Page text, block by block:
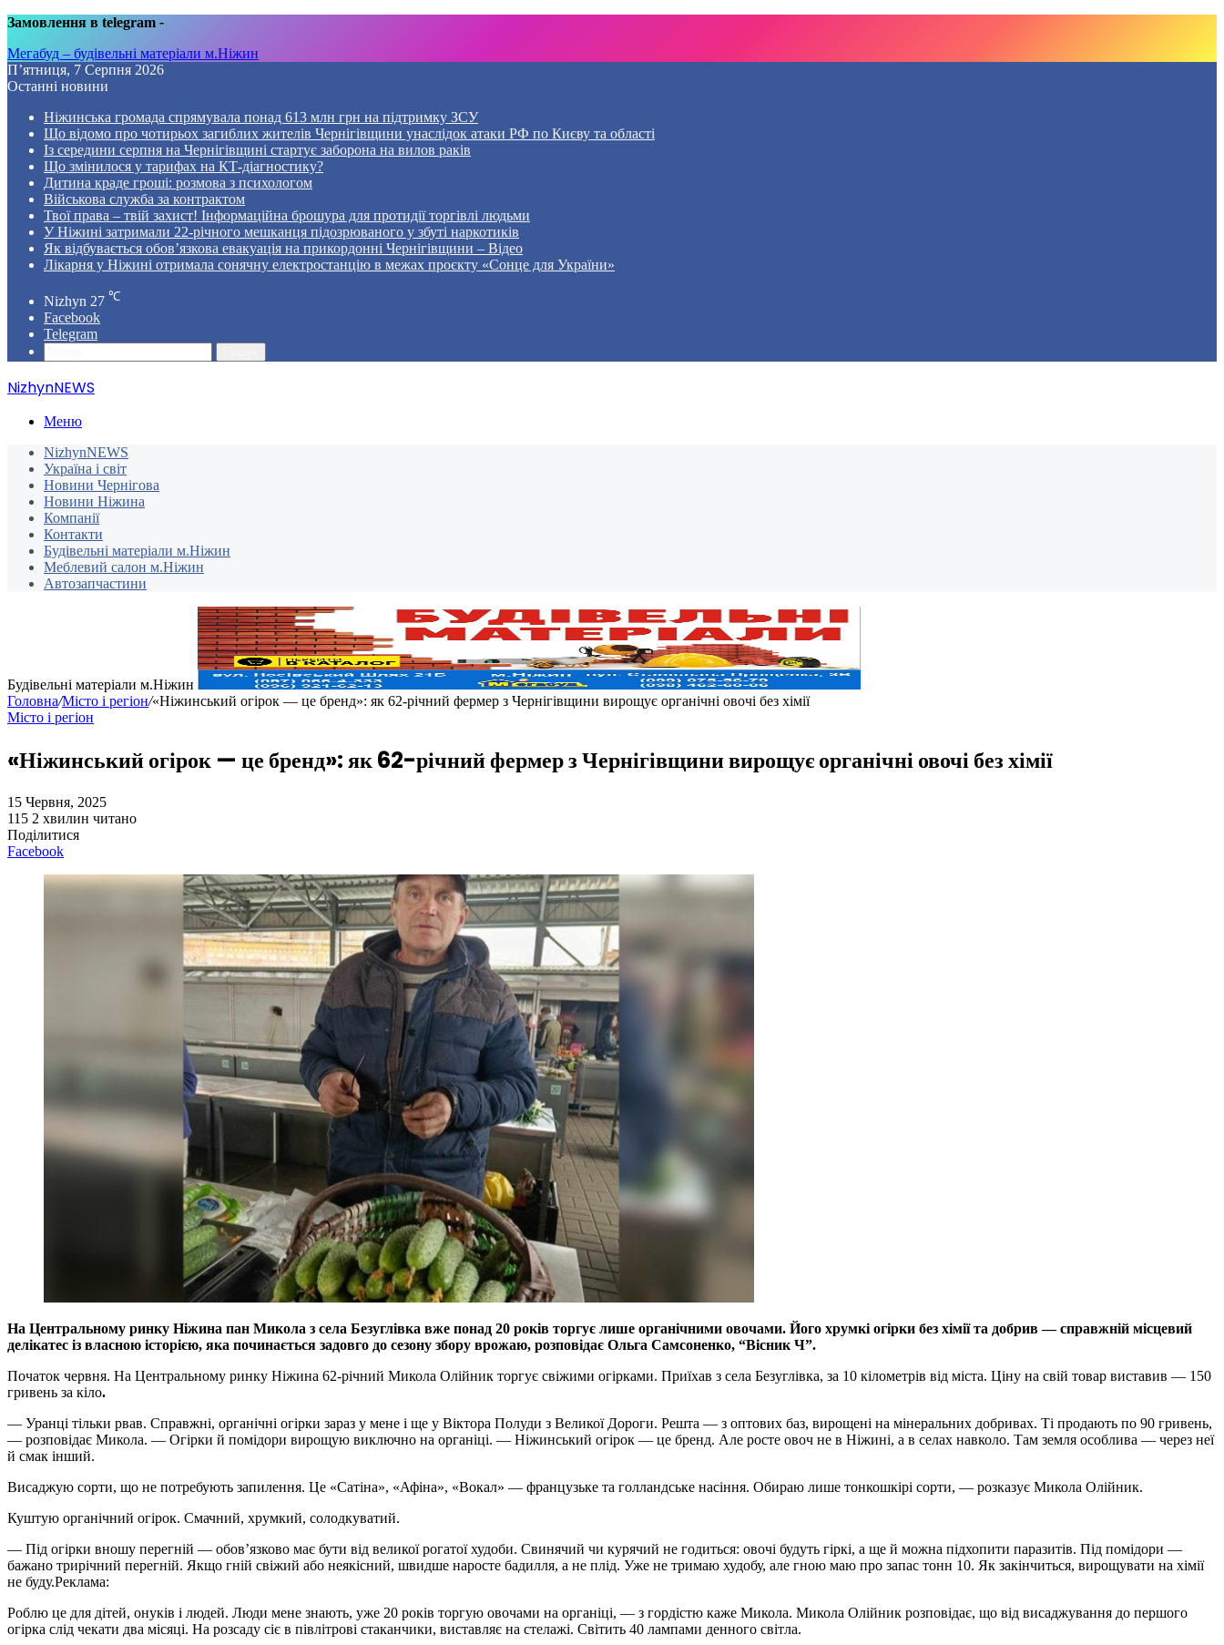
Замовлення в telegram -
Мегабуд – будівельні матеріали м.Ніжин
П’ятниця, 7 Серпня 2026
Останні новини
Ніжинська громада спрямувала понад 613 млн грн на підтримку ЗСУ
Що відомо про чотирьох загиблих жителів Чернігівщини унаслідок атаки РФ по Києву та області
Із середини серпня на Чернігівщині стартує заборона на вилов раків
Що змінилося у тарифах на КТ-діагностику?
Дитина краде гроші: розмова з психологом
Військова служба за контрактом
Твої права – твій захист! Інформаційна брошура для протидії торгівлі людьми
У Ніжині затримали 22-річного мешканця підозрюваного у збуті наркотиків
Як відбувається обов’язкова евакуація на прикордонні Чернігівщини – Відео
Лікарня у Ніжині отримала сонячну електростанцію в межах проєкту «Сонце для України»
Nizhyn 27 ℃
Facebook
Telegram
NizhynNEWS
Меню
NizhynNEWS
Україна і світ
Новини Чернігова
Новини Ніжина
Компанії
Контакти
Будівельні матеріали м.Ніжин
Меблевий салон м.Ніжин
Автозапчастини
Будівельні матеріали м.Ніжин
Головна/Місто і регіон/«Ніжинський огірок — це бренд»: як 62-річний фермер з Чернігівщини вирощує органічні овочі без хімії
Місто і регіон
«Ніжинський огірок — це бренд»: як 62-річний фермер з Чернігівщини вирощує органічні овочі без хімії
15 Червня, 2025
115 2 хвилин читано
Поділитися
Facebook
На Центральному ринку Ніжина пан Микола з села Безуглівка вже понад 20 років торгує лише органічними овочами. Його хрумкі огірки без хімії та добрив — справжній місцевий
делікатес із власною історією, яка починається задовго до сезону збору врожаю, розповідає Ольга Самсоненко, “Вісник Ч”.
Початок червня. На Центральному ринку Ніжина 62-річний Микола Олійник торгує свіжими огірками. Приїхав з села Безуглівка, за 10 кілометрів від міста. Ціну на свій товар виставив — 150
гривень за кіло.
— Уранці тільки рвав. Справжні, органічні огірки зараз у мене і ще у Віктора Полуди з Великої Дороги. Решта — з оптових баз, вирощені на мінеральних добривах. Ті продають по 90 гривень,
— розповідає Микола. — Огірки й помідори вирощую виключно на органіці. — Ніжинський огірок — це бренд. Але росте овоч не в Ніжині, а в селах навколо. Там земля особлива — через неї
й смак інший.
Висаджую сорти, що не потребують запилення. Це «Сатіна», «Афіна», «Вокал» — французьке та голландське насіння. Обираю лише тонкошкірі сорти, — розказує Микола Олійник.
Куштую органічний огірок. Смачний, хрумкий, солодкуватий.
— Під огірки вношу перегній — обов’язково має бути від великої рогатої худоби. Свинячий чи курячий не годиться: овочі будуть гіркі, а ще й можна підхопити паразитів. Під помідори —
бажано трирічний перегній. Якщо гній свіжий або неякісний, швидше наросте бадилля, а не плід. Уже не тримаю худобу, але гною маю про запас тонн 10. Як закінчиться, вирощувати на хімії
не буду.Реклама:
Роблю це для дітей, онуків і людей. Люди мене знають, уже 20 років торгую овочами на органіці, — з гордістю каже Микола. Микола Олійник розповідає, що від висаджування до першого
огірка слід чекати два місяці. На розсаду сіє в півлітрові стаканчики, виставляє на стелажі. Світить 40 лампами денного світла.